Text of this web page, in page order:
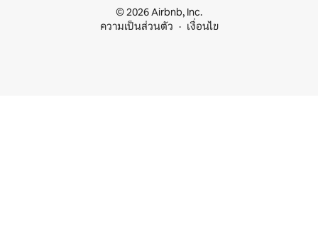
© 2026 Airbnb, Inc.
ความเป็นส่วนตัว
เงื่อนไข